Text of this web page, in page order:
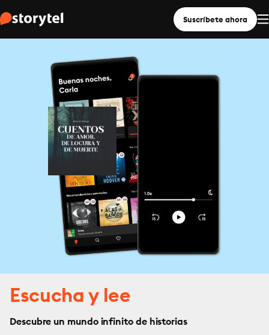
Suscríbete ahora
Escucha y lee
Descubre un mundo infinito de historias